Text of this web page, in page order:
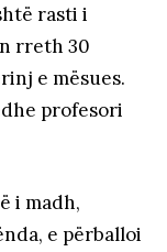
rasti i
rreth 30
e mësues.
profesori
i madh,
e përballoi